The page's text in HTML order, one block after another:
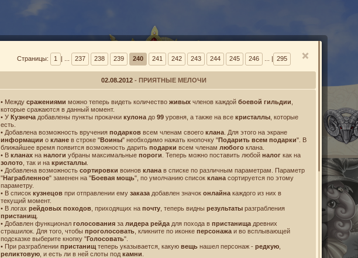
СВИНТУСЫ БАРАНТУСЫ
Страницы: 1 | ... 237 238 239 240 241 242 243 244 245 246 ... | 295
02.08.2012 - ПРИЯТНЫЕ МЕЛОЧИ
• Между сражениями можно теперь видеть количество живых членов каждой боевой гильдии
которые сражаются в данный момент.
• У Кузнеча добавлены пункты прокачки кулона до 99 уровня, а также на все кристаллы , которые
есть.
• Добавлена возможность вручения подарков всем членам своего клана . Для этого на экране
информации о клане в строке "Воины" необходимо нажать кнопочку "Подарить всем подарки". В
ближайшее время появится возможность дарить подарки всем членам любого клана.
• В кланах на налоги убраны максимальные пороги . Теперь можно поставить любой налог как на
золото , так и на кристаллы
• Добавлена возможность сортировки воинов клана в списке по различным параметрам. Параметр
"Награбленное" заменен на "Боевая мощь", по умолчанию список клана сортируется по этому
параметру.
• В список кузнецов при отправлении ему заказа добавлен значок онлайна каждого из них в
текущий момент.
• В логах рейдовых походов , приходящих на почту , теперь видны результаты разграбления
пристанищ
• Добавлен функционал голосования за лидера рейда для похода в пристанища древних
страшилок. Для того, чтобы проголосовать , кликните по иконке персонажа и во всплывающей
подсказке выберите кнопку "Голосовать".
• При разграблении пристанищ теперь указывается, какую вещь нашел персонаж - редкую
реликтовую , и есть ли в ней слоты под камни